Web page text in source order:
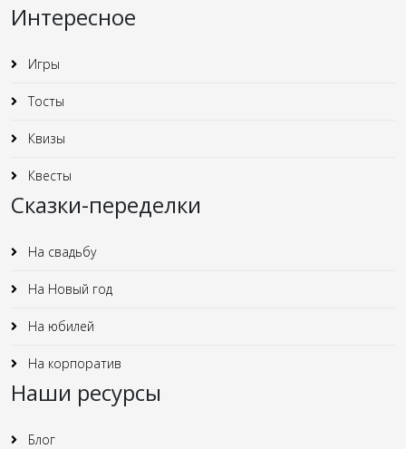
Интересное
Игры
Тосты
Квизы
Квесты
Сказки-переделки
На свадьбу
На Новый год
На юбилей
На корпоратив
Наши ресурсы
Блог